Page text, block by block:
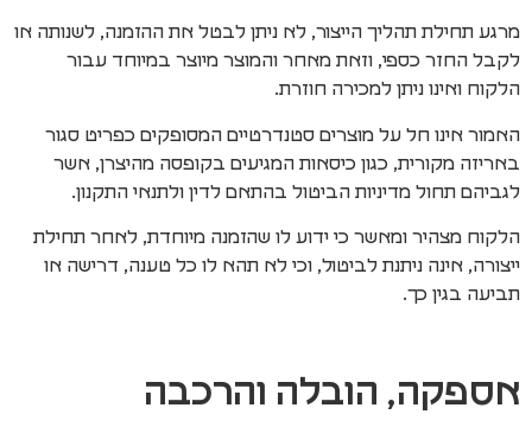
מרגע תחילת תהליך הייצור, לא ניתן לבטל את ההזמנה, לשנותה או
לקבל החזר כספי, וזאת מאחר והמוצר מיוצר במיוחד עבור
הלקוח ואינו ניתן למכירה חוזרת.
האמור אינו חל על מוצרים סטנדרטיים המסופקים כפריט סגור
באריזה מקורית, כגון כיסאות המגיעים בקופסה מהיצרן, אשר
לגביהם תחול מדיניות הביטול בהתאם לדין ולתנאי התקנון.
הלקוח מצהיר ומאשר כי ידוע לו שהזמנה מיוחדת, לאחר תחילת
ייצורה, אינה ניתנת לביטול, וכי לא תהא לו כל טענה, דרישה או
תביעה בגין כך.
אספקה, הובלה והרכבה